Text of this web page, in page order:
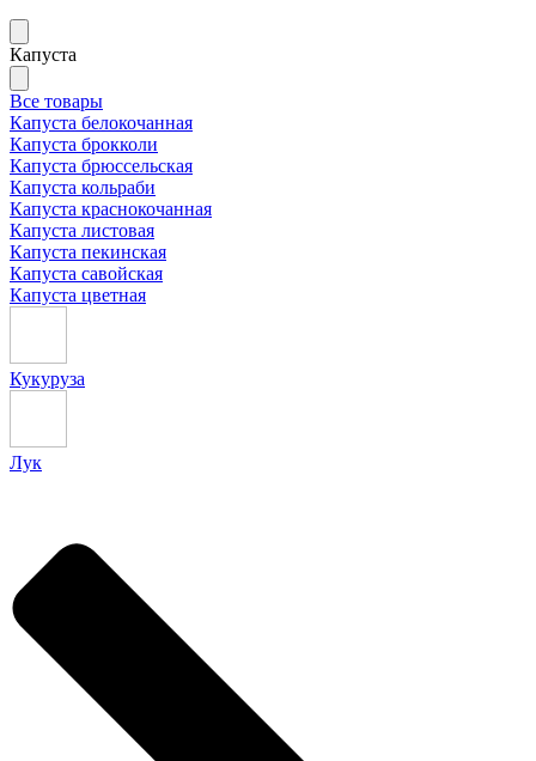
Капуста
Все товары
Капуста белокочанная
Капуста брокколи
Капуста брюссельская
Капуста кольраби
Капуста краснокочанная
Капуста листовая
Капуста пекинская
Капуста савойская
Капуста цветная
Кукуруза
Лук